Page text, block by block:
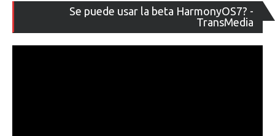
Se puede usar la beta HarmonyOS7? -
TransMedia
de